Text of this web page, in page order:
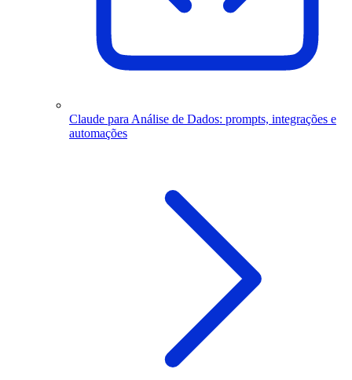
Claude para Análise de Dados: prompts, integrações e
automações